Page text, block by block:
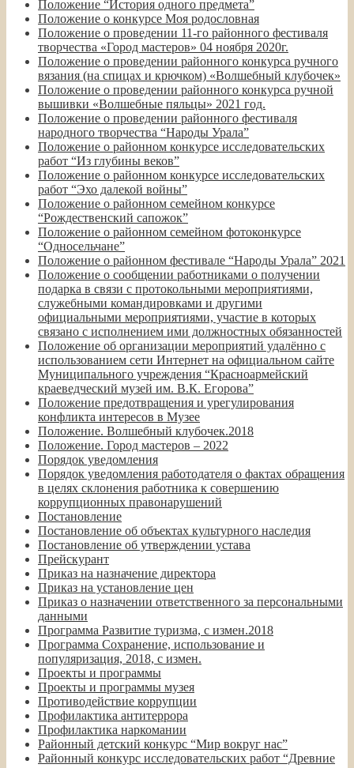
Положение “История одного предмета”
Положение о конкурсе Моя родословная
Положение о проведении 11-го районного фестиваля
творчества «Город мастеров» 04 ноября 2020г.
Положение о проведении районного конкурса ручного
вязания (на спицах и крючком) «Волшебный клубочек»
Положение о проведении районного конкурса ручной
вышивки «Волшебные пяльцы» 2021 год.
Положение о проведении районного фестиваля
народного творчества “Народы Урала”
Положение о районном конкурсе исследовательских
работ “Из глубины веков”
Положение о районном конкурсе исследовательских
работ “Эхо далекой войны”
Положение о районном семейном конкурсе
“Рождественский сапожок”
Положение о районном семейном фотоконкурсе
“Односельчане”
Положение о районном фестивале “Народы Урала” 2021
Положение о сообщении работниками о получении
подарка в связи с протокольными мероприятиями,
служебными командировками и другими
официальными мероприятиями, участие в которых
связано с исполнением ими должностных обязанностей
Положение об организации мероприятий удалённо с
использованием сети Интернет на официальном сайте
Муниципального учреждения “Красноармейский
краеведческий музей им. В.К. Егорова”
Положение предотвращения и урегулирования
конфликта интересов в Музее
Положение. Волшебный клубочек.2018
Положение. Город мастеров – 2022
Порядок уведомления
Порядок уведомления работодателя о фактах обращения
в целях склонения работника к совершению
коррупционных правонарушений
Постановление
Постановление об объектах культурного наследия
Постановление об утверждении устава
Прейскурант
Приказ на назначение директора
Приказ на установление цен
Приказ о назначении ответственного за персональными
данными
Программа Развитие туризма, с измен.2018
Программа Сохранение, использование и
популяризация, 2018, с измен.
Проекты и программы
Проекты и программы музея
Противодействие коррупции
Профилактика антитеррора
Профилактика наркомании
Районный детский конкурс “Мир вокруг нас”
Районный конкурс исследовательских работ “Древние